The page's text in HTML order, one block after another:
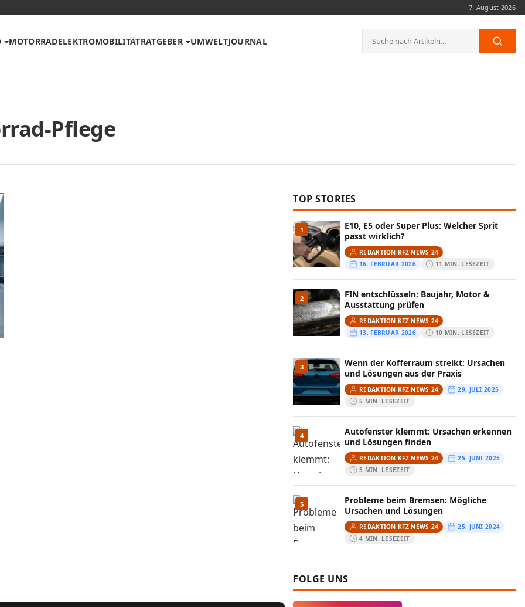
7. August 2026
MOTORRADELEKTROMOBILITÄTRATGEBER UMWELTJOURNAL
Suche
nach:
Pflege
TOP STORIES
1
E10, E5 oder Super Plus: Welcher Sprit
passt wirklich?
REDAKTION KFZ NEWS 24
16. FEBRUAR 2026
11 MIN. LESEZEIT
2
FIN entschlüsseln: Baujahr, Motor &
Ausstattung prüfen
REDAKTION KFZ NEWS 24
13. FEBRUAR 2026
10 MIN. LESEZEIT
3
Wenn der Kofferraum streikt: Ursachen
und Lösungen aus der Praxis
REDAKTION KFZ NEWS 24
29. JULI 2025
5 MIN. LESEZEIT
4
Autofenster klemmt: Ursachen erkennen
und Lösungen finden
REDAKTION KFZ NEWS 24
25. JUNI 2025
5 MIN. LESEZEIT
5
Probleme beim Bremsen: Mögliche
Ursachen und Lösungen
REDAKTION KFZ NEWS 24
25. JUNI 2024
4 MIN. LESEZEIT
FOLGE UNS